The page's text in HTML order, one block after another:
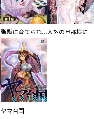
聖獣に育てられた少年の異世界ゆるり放浪記～神様からもらったチート魔法で、仲間たちとスローライフを満喫中～【分冊版】 人外の旦那様に娶られ毎晩ナカまで愛される…。アンソロジー
ヤマ台国